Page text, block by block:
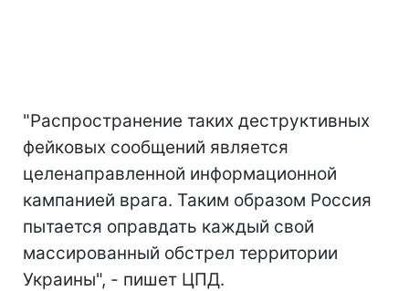
"Распространение таких деструктивных
фейковых сообщений является
целенаправленной информационной
кампанией врага. Таким образом Россия
пытается оправдать каждый свой
массированный обстрел территории
Украины", - пишет ЦПД.